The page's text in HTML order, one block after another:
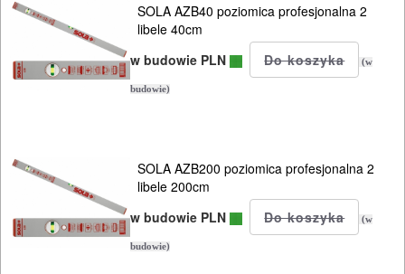
GLAZURNICZE
AKCESORIA
BUDOWLANE
MASZYNY
NARZĘDZIA
BRUKARSKIE
SOLA AZB40 poziomica profesjonalna 2
libele 40cm
w budowie PLN
(w
budowie)
SOLA AZB200 poziomica profesjonalna 2
libele 200cm
w budowie PLN
(w
budowie)